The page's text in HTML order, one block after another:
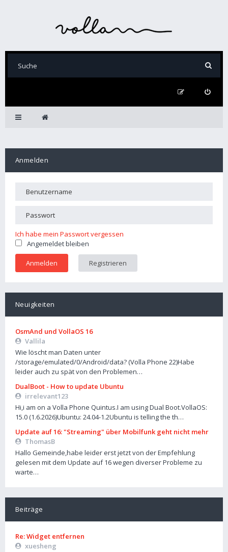
Anmelden
Ich habe mein Passwort vergessen
Angemeldet bleiben
Registrieren
Neuigkeiten
OsmAnd und VollaOS 16
Vallila
Wie löscht man Daten unter
/storage/emulated/0/Android/data? (Volla Phone 22)Habe
leider auch zu spät von den Problemen…
DualBoot - How to update Ubuntu
irrelevant123
Hi,i am on a Volla Phone Quintus.I am using Dual Boot.VollaOS:
15.0 (1.6.2026)Ubuntu: 24.04-1.2Ubuntu is telling the th…
Update auf 16: "Streaming" über Mobilfunk geht nicht mehr
ThomasB
Hallo Gemeinde,habe leider erst jetzt von der Empfehlung
gelesen mit dem Update auf 16 wegen diverser Probleme zu
warte…
Beiträge
Re: Widget entfernen
xuesheng